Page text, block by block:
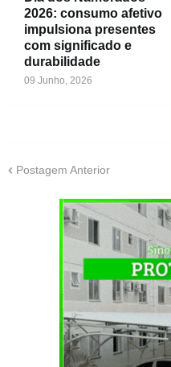
2026: consumo afetivo
impulsiona presentes
com significado e
durabilidade
09 Junho, 2026
Postagem Anterior